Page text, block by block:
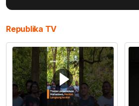
Republika TV